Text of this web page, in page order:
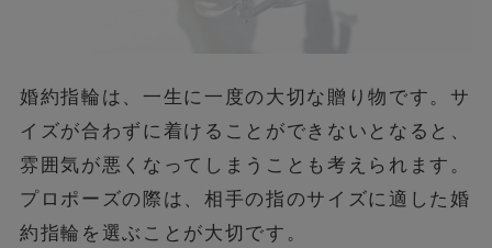
婚約指輪は、一生に一度の大切な贈り物です。サ
イズが合わずに着けることができないとなると、
雰囲気が悪くなってしまうことも考えられます。
プロポーズの際は、相手の指のサイズに適した婚
約指輪を選ぶことが大切です。